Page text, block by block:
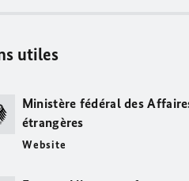
utiles
Ministère fédéral des
étrangères
Website